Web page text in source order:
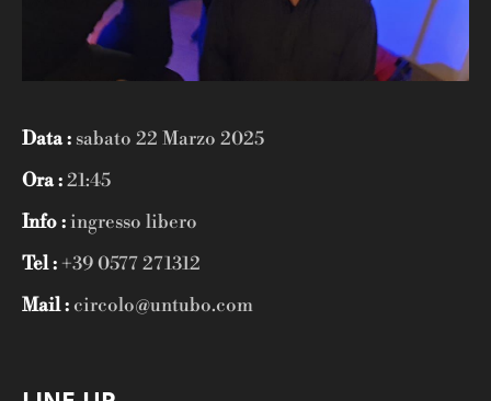
Data : sabato 22 Marzo 2025
Ora :21:45
Info :ingresso libero
Tel :+39 0577 271312
Mail : circolo@untubo.com